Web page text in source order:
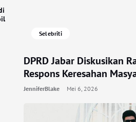
Selebriti
DPRD Jabar Diskusikan
Respons Keresahan
JenniferBlake Mei 6, 2026